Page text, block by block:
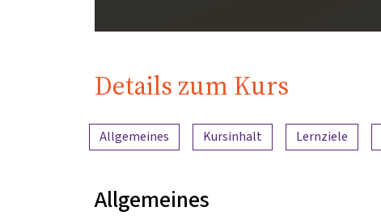
Details zum Kurs
Inhaltsübersicht
Allgemeines Kursinhalt Lernziele
Allgemeines